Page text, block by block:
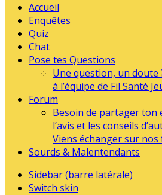
Accueil
Enquêtes
Quiz
Chat
Pose tes Questions
Une question, un doute
à l’équipe de Fil Santé
Forum
Besoin de partager ton
l’avis et les conseils
Viens échanger sur
Sourds & Malentendants
Sidebar (barre latérale)
Switch skin